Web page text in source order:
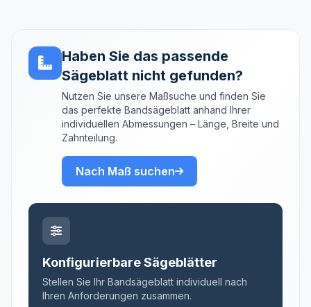
Haben Sie das passende
Sägeblatt nicht gefunden?
Nutzen Sie unsere Maßsuche und finden Sie
das perfekte Bandsägeblatt anhand Ihrer
individuellen Abmessungen – Länge, Breite und
Zahnteilung.
Nach Maß suchen
Konfigurierbare Sägeblätter
Stellen Sie Ihr Bandsägeblatt individuell nach
Ihren Anforderungen zusammen.